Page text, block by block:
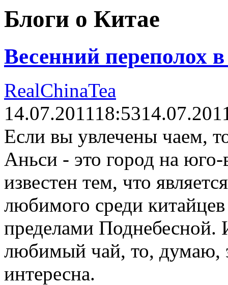
Блоги о Китае
Весенний переполох
RealChinaTea
14.07.201118:53
Если вы увлечены чаем,
Аньси - это город на юго-
известен тем, что
любимого среди
пределами Поднебесной.
любимый чай, то, думаю,
интересна.